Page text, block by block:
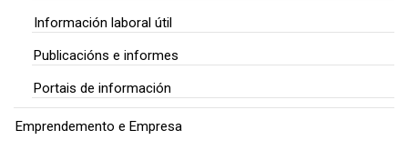
Información laboral útil
Publicacións e informes
Portais de información
Emprendemento e Empresa